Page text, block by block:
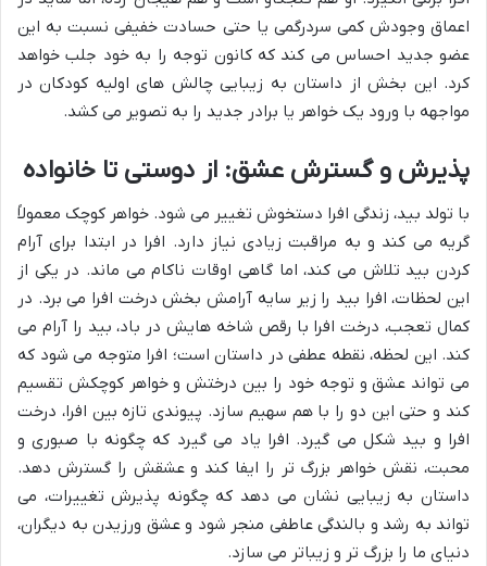
اعماق وجودش کمی سردرگمی یا حتی حسادت خفیفی نسبت به این
عضو جدید احساس می کند که کانون توجه را به خود جلب خواهد
کرد. این بخش از داستان به زیبایی چالش های اولیه کودکان در
مواجهه با ورود یک خواهر یا برادر جدید را به تصویر می کشد.
پذیرش و گسترش عشق: از دوستی تا خانواده
با تولد بید، زندگی افرا دستخوش تغییر می شود. خواهر کوچک معمولاً
گریه می کند و به مراقبت زیادی نیاز دارد. افرا در ابتدا برای آرام
کردن بید تلاش می کند، اما گاهی اوقات ناکام می ماند. در یکی از
این لحظات، افرا بید را زیر سایه آرامش بخش درخت افرا می برد. در
کمال تعجب، درخت افرا با رقص شاخه هایش در باد، بید را آرام می
کند. این لحظه، نقطه عطفی در داستان است؛ افرا متوجه می شود که
می تواند عشق و توجه خود را بین درختش و خواهر کوچکش تقسیم
کند و حتی این دو را با هم سهیم سازد. پیوندی تازه بین افرا، درخت
افرا و بید شکل می گیرد. افرا یاد می گیرد که چگونه با صبوری و
محبت، نقش خواهر بزرگ تر را ایفا کند و عشقش را گسترش دهد.
داستان به زیبایی نشان می دهد که چگونه پذیرش تغییرات، می
تواند به رشد و بالندگی عاطفی منجر شود و عشق ورزیدن به دیگران،
دنیای ما را بزرگ تر و زیباتر می سازد.